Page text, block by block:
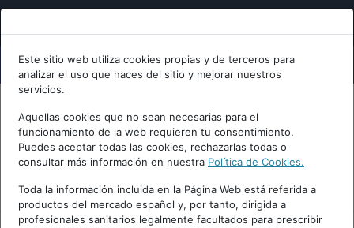
Este sitio web utiliza cookies propias y de terceros para
analizar el uso que haces del sitio y mejorar nuestros
servicios.
Aquellas cookies que no sean necesarias para el
funcionamiento de la web requieren tu consentimiento.
Puedes aceptar todas las cookies, rechazarlas todas o
consultar más información en nuestra Política de Cookies.
Toda la información incluida en la Página Web está referida a
productos del mercado español y, por tanto, dirigida a
profesionales sanitarios legalmente facultados para prescribir